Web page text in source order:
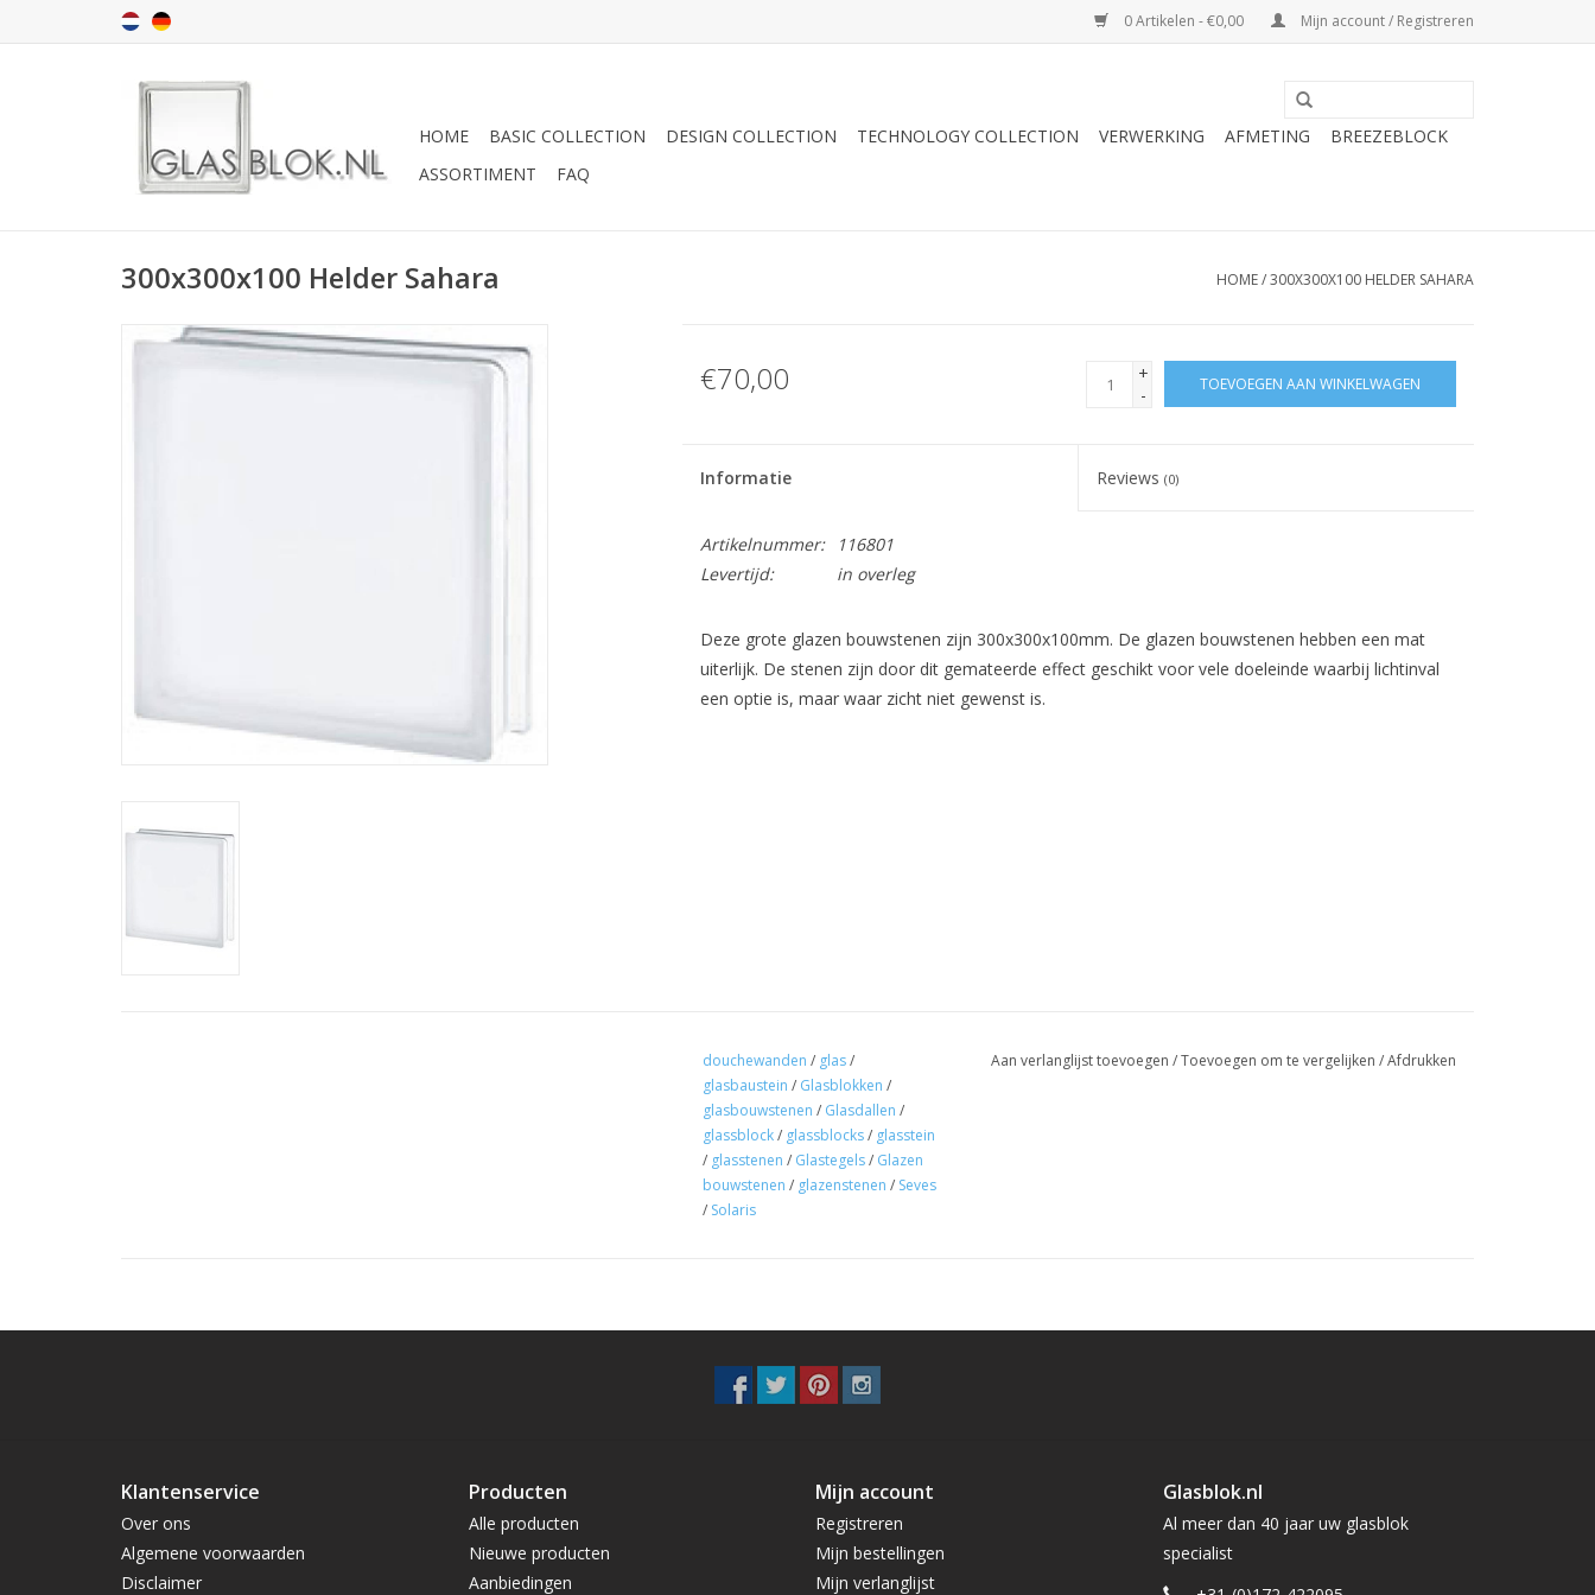
0 Artikelen - €0,00 Mijn account / Registreren
HOME BASIC COLLECTION DESIGN COLLECTION TECHNOLOGY COLLECTION VERWERKING AFMETING
BREEZEBLOCK
ASSORTIMENT
FAQ
300x300x100 Helder Sahara HOME/300X300X100 HELDER SAHARA
€70,00
+
-
TOEVOEGEN AAN WINKELWAGEN
Informatie Reviews(0)
Artikelnummer:
116801
Levertijd:
in overleg
Deze grote glazen bouwstenen zijn 300x300x100mm. De glazen bouwstenen hebben een mat
uiterlijk. De stenen zijn door dit gemateerde effect geschikt voor vele doeleinde waarbij lichtinval
een optie is, maar waar zicht niet gewenst is.
douchewanden / glas/
glasbaustein / Glasblokken /
glasbouwstenen / Glasdallen /
glassblock/ glassblocks/ glasstein
/ glasstenen / Glastegels/ Glazen
bouwstenen / glazenstenen / Seves
/ Solaris
Aan verlanglijst toevoegen /Toevoegen om te vergelijken /Afdrukken
Klantenservice
Over ons
Algemene voorwaarden
Disclaimer
Producten
Alle producten
Nieuwe producten
Aanbiedingen
Mijn account
Registreren
Mijn bestellingen
Mijn verlanglijst
Glasblok.nl
Al meer dan 40 jaar uw glasblok
specialist